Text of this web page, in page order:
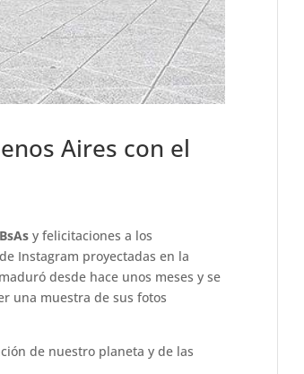
Aires con el
y felicitaciones a los
Instagram proyectadas en la
desde hace unos meses y se
una muestra de sus fotos
de nuestro planeta y de las